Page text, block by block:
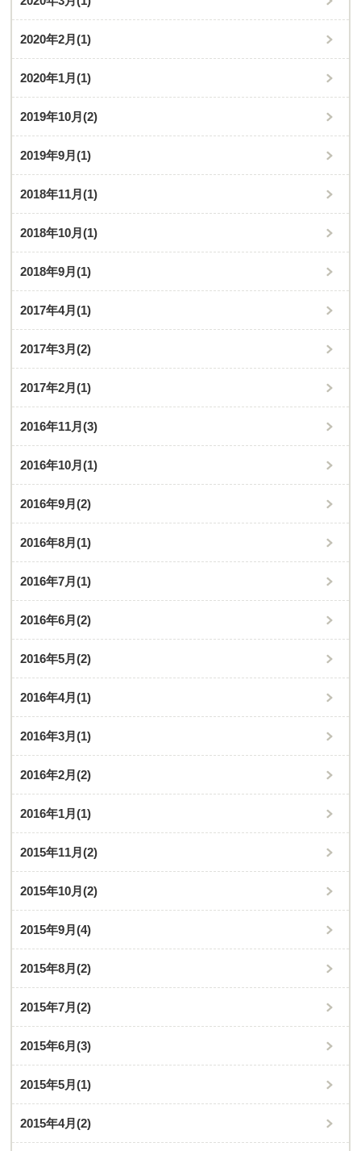
2020年2月(1)
2020年1月(1)
2019年10月(2)
2019年9月(1)
2018年11月(1)
2018年10月(1)
2018年9月(1)
2017年4月(1)
2017年3月(2)
2017年2月(1)
2016年11月(3)
2016年10月(1)
2016年9月(2)
2016年8月(1)
2016年7月(1)
2016年6月(2)
2016年5月(2)
2016年4月(1)
2016年3月(1)
2016年2月(2)
2016年1月(1)
2015年11月(2)
2015年10月(2)
2015年9月(4)
2015年8月(2)
2015年7月(2)
2015年6月(3)
2015年5月(1)
2015年4月(2)